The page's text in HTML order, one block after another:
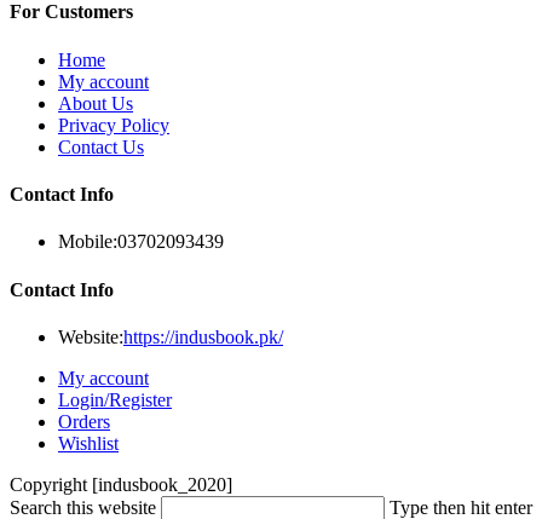
For Customers
Home
My account
About Us
Privacy Policy
Contact Us
Contact Info
Mobile:03702093439
Contact Info
Website:https://indusbook.pk/
My account
Login/Register
Orders
Wishlist
Copyright [indusbook_2020]
Search this website
Type then hit enter